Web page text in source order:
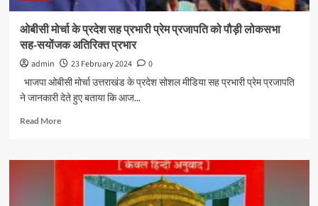
ओबीसी मोर्चा के प्रदेश सह प्रभारी प्रेम प्रजापति को पौड़ी लोकसभा
सह-सयोंजक अतिरिक्त प्रभार
admin 23 February 2024
0
भाजपा ओबीसी मोर्चा उत्तराखंड के प्रदेश सोशल मीडिया सह प्रभारी प्रेम प्रजापति
ने जानकारी देते हुए बताया कि आज...
Read More